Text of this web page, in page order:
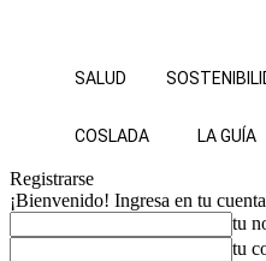
SALUD
COSLADA LA GUÍA
Registrarse
¡Bienvenido! Ingresa en tu cuenta
tu
tu